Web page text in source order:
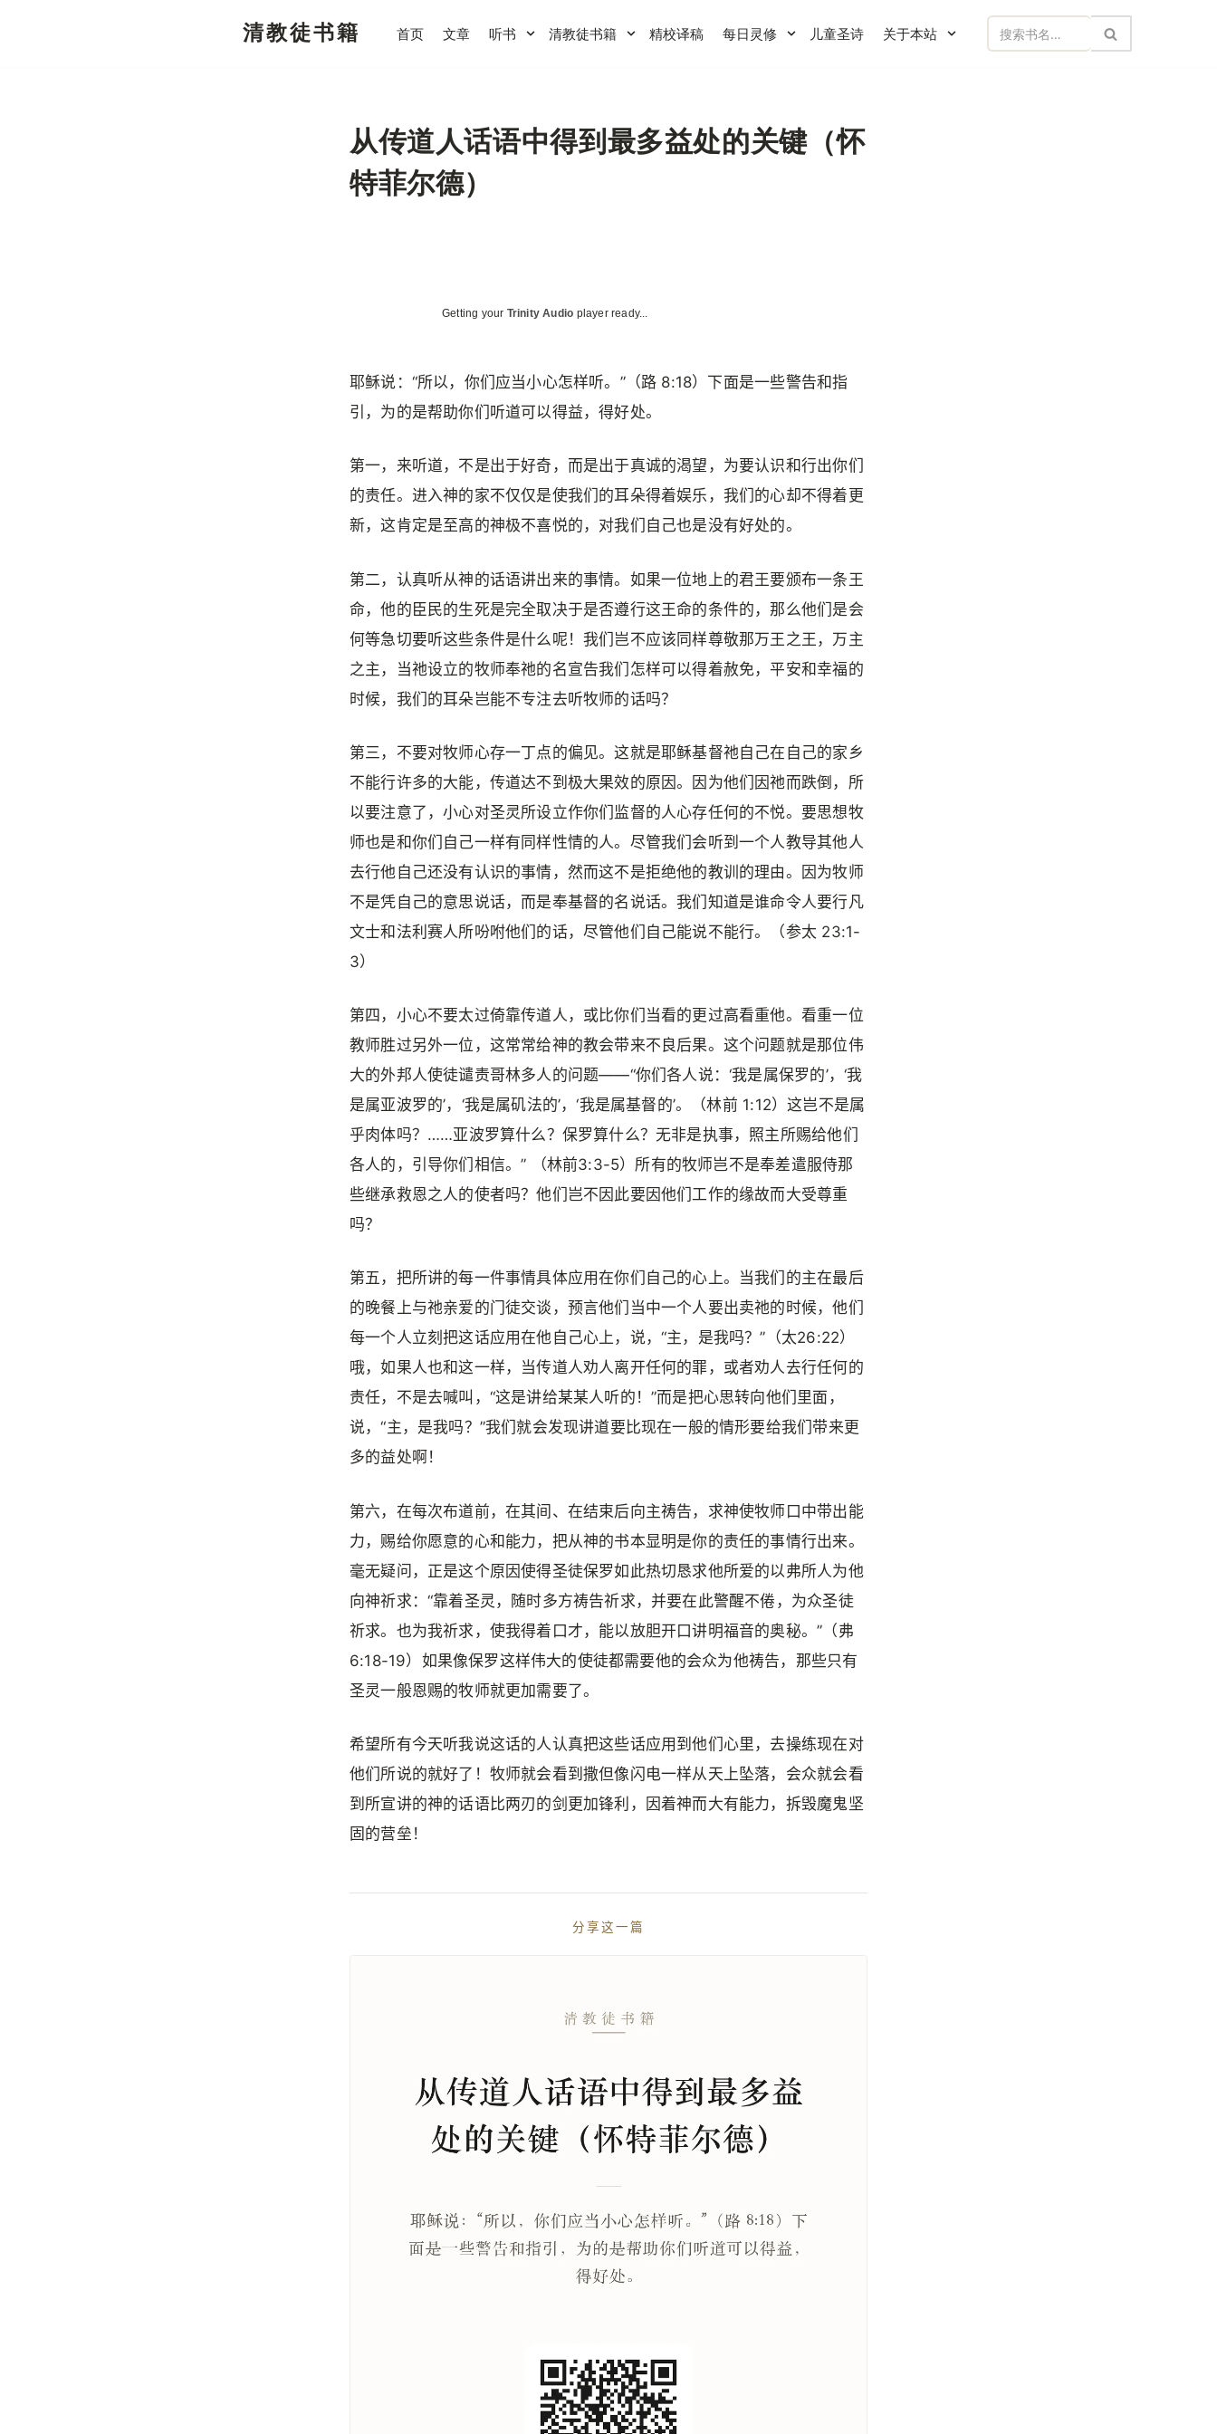
清教徒书籍 首页 文章 听书 清教徒书籍 精校译稿 每日灵修 儿童圣诗 关于本站
从传道人话语中得到最多益处的关键（怀
特菲尔德）
Getting your Trinity Audio player ready...
耶稣说：“所以，你们应当小心怎样听。”（路 8:18）下面是一些警告和指
引，为的是帮助你们听道可以得益，得好处。
第一，来听道，不是出于好奇，而是出于真诚的渴望，为要认识和行出你们
的责任。进入神的家不仅仅是使我们的耳朵得着娱乐，我们的心却不得着更
新，这肯定是至高的神极不喜悦的，对我们自己也是没有好处的。
第二，认真听从神的话语讲出来的事情。如果一位地上的君王要颁布一条王
命，他的臣民的生死是完全取决于是否遵行这王命的条件的，那么他们是会
何等急切要听这些条件是什么呢！我们岂不应该同样尊敬那万王之王，万主
之主，当祂设立的牧师奉祂的名宣告我们怎样可以得着赦免，平安和幸福的
时候，我们的耳朵岂能不专注去听牧师的话吗？
第三，不要对牧师心存一丁点的偏见。这就是耶稣基督祂自己在自己的家乡
不能行许多的大能，传道达不到极大果效的原因。因为他们因祂而跌倒，所
以要注意了，小心对圣灵所设立作你们监督的人心存任何的不悦。要思想牧
师也是和你们自己一样有同样性情的人。尽管我们会听到一个人教导其他人
去行他自己还没有认识的事情，然而这不是拒绝他的教训的理由。因为牧师
不是凭自己的意思说话，而是奉基督的名说话。我们知道是谁命令人要行凡
文士和法利赛人所吩咐他们的话，尽管他们自己能说不能行。（参太 23:1-
3）
第四，小心不要太过倚靠传道人，或比你们当看的更过高看重他。看重一位
教师胜过另外一位，这常常给神的教会带来不良后果。这个问题就是那位伟
大的外邦人使徒谴责哥林多人的问题——“你们各人说：‘我是属保罗的’，‘我
是属亚波罗的’，‘我是属矶法的’，‘我是属基督的’。（林前 1:12）这岂不是属
乎肉体吗？……亚波罗算什么？保罗算什么？无非是执事，照主所赐给他们
各人的，引导你们相信。” （林前3:3-5）所有的牧师岂不是奉差遣服侍那
些继承救恩之人的使者吗？他们岂不因此要因他们工作的缘故而大受尊重
吗？
第五，把所讲的每一件事情具体应用在你们自己的心上。当我们的主在最后
的晚餐上与祂亲爱的门徒交谈，预言他们当中一个人要出卖祂的时候，他们
每一个人立刻把这话应用在他自己心上，说，“主，是我吗？”（太26:22）
哦，如果人也和这一样，当传道人劝人离开任何的罪，或者劝人去行任何的
责任，不是去喊叫，“这是讲给某某人听的！”而是把心思转向他们里面，
说，“主，是我吗？”我们就会发现讲道要比现在一般的情形要给我们带来更
多的益处啊！
第六，在每次布道前，在其间、在结束后向主祷告，求神使牧师口中带出能
力，赐给你愿意的心和能力，把从神的书本显明是你的责任的事情行出来。
毫无疑问，正是这个原因使得圣徒保罗如此热切恳求他所爱的以弗所人为他
向神祈求：“靠着圣灵，随时多方祷告祈求，并要在此警醒不倦，为众圣徒
祈求。也为我祈求，使我得着口才，能以放胆开口讲明福音的奥秘。”（弗
6:18-19）如果像保罗这样伟大的使徒都需要他的会众为他祷告，那些只有
圣灵一般恩赐的牧师就更加需要了。
希望所有今天听我说这话的人认真把这些话应用到他们心里，去操练现在对
他们所说的就好了！牧师就会看到撒但像闪电一样从天上坠落，会众就会看
到所宣讲的神的话语比两刃的剑更加锋利，因着神而大有能力，拆毁魔鬼坚
固的营垒！
分享这一篇